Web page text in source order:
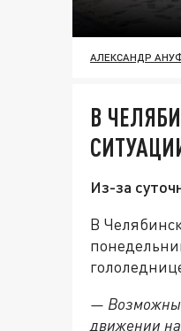
АЛЕКСАНДР
В
Из-за
В
— Возможны
движении на